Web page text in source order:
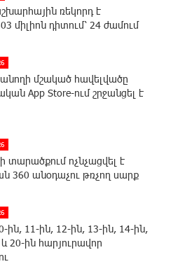
ռեկորդ է
միլիոն դիտում՝ 24 ժամում
մշակած հավելվածը
App Store-ում շրջանցել է
տարածքում ոչնչացվել է
360 անօդաչու թռչող սարք
ին, 11-ին, 12-ին, 13-ին, 14-ին,
20-ին հարյուրավոր